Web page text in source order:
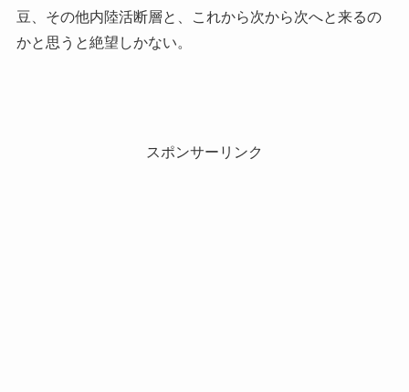
豆、その他内陸活断層と、これから次から次へと来るの
かと思うと絶望しかない。
スポンサーリンク